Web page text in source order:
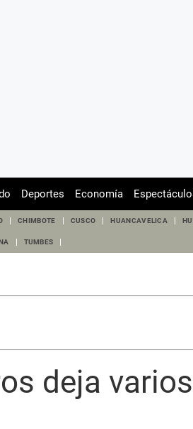
Deportes Economía
CHIMBOTE CUSCO HUANCAVELICA
TUMBES
deja